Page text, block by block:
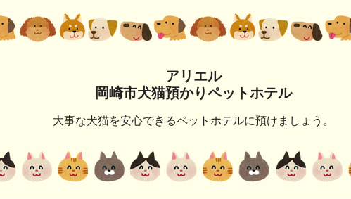
アリエル
岡崎市犬猫預かりペットホテル
大事な犬猫を安心できるペットホテルに預けましょう。